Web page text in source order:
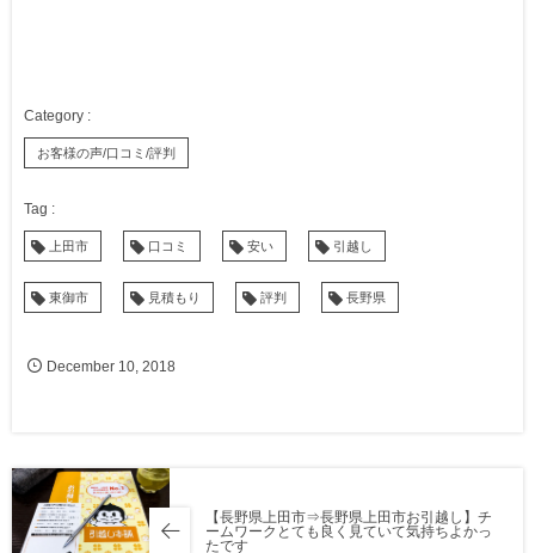
お客様の声/口コミ/評判
上田市 口コミ 安い 引越し
東御市 見積もり 評判 長野県
December 10 ,2018
【長野県上田市⇒長野県上田市お引越し】チ
ームワークとても良く見ていて気持ちよかっ
たです